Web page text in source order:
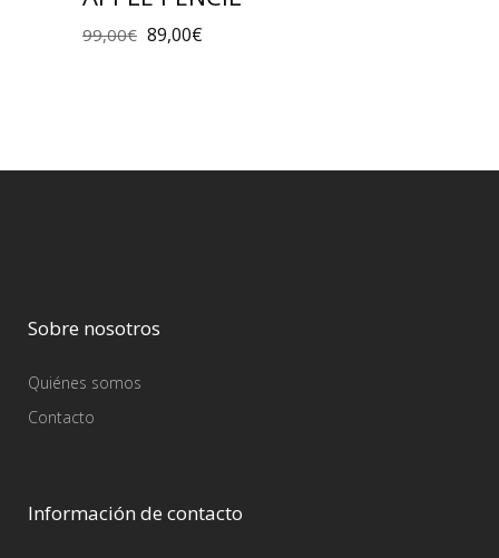
99,00€ 89,00€
Sobre nosotros
Quiénes somos
Contacto
Información de contacto